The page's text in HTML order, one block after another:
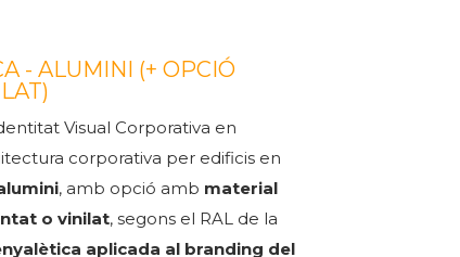
- ALUMINI (+ OPCIÓ
Visual Corporativa en
corporativa per edificis en
, amb opció amb material
o vinilat, segons el RAL de la
aplicada al branding del